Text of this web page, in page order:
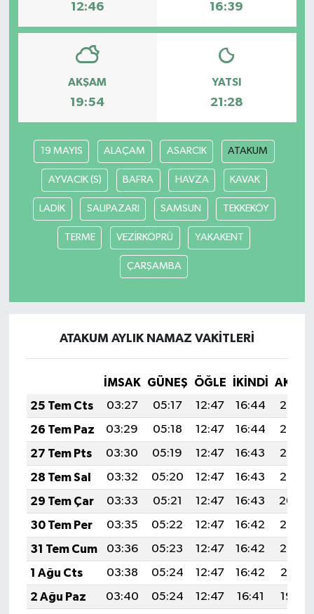
12:46 16:39
AKŞAM
19:54
YATSI
21:28
19 MAYIS ALAÇAM ASARCIK ATAKUM
AYVACIK (S) BAFRA HAVZA KAVAK
LADİK SALIPAZARI SAMSUN TEKKEKÖY
TERME VEZİRKÖPRÜ YAKAKENT
ÇARŞAMBA
ATAKUM AYLIK NAMAZ VAKITLERI
İMSAK GÜNEŞ ÖĞLE İKINDI
25 Tem Cts
03:27 05:17 12:47 16:44
20:07
26 Tem Paz
03:29 05:18 12:47 16:44
20:07
27 Tem Pts
03:30 05:19 12:47 16:43
20:06
28 Tem Sal
03:32 05:20 12:47 16:43
20:05
29 Tem Çar
03:33 05:21 12:47 16:43
20:04
30 Tem Per
03:35 05:22 12:47 16:42
20:03
31 Tem Cum
03:36 05:23 12:47 16:42
20:02
1 Ağu Cts
03:38 05:24 12:47 16:42
20:01
2 Ağu Paz
03:40 05:24 12:47 16:41
19:59